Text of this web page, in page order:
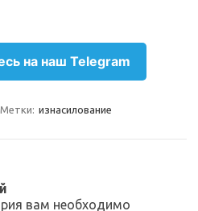
на наш Telegram
Метки: изнасилование
вам необходимо